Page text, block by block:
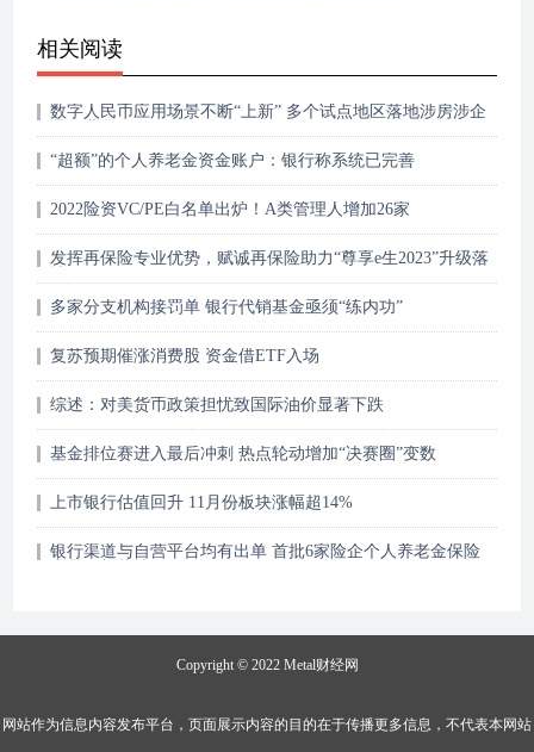
相关阅读
数字人民币应用场景不断“上新” 多个试点地区落地涉房涉企
“超额”的个人养老金资金账户：银行称系统已完善
2022险资VC/PE白名单出炉！A类管理人增加26家
发挥再保险专业优势，赋诚再保险助力“尊享e生2023”升级落
多家分支机构接罚单 银行代销基金亟须“练内功”
复苏预期催涨消费股 资金借ETF入场
综述：对美货币政策担忧致国际油价显著下跌
基金排位赛进入最后冲刺 热点轮动增加“决赛圈”变数
上市银行估值回升 11月份板块涨幅超14%
银行渠道与自营平台均有出单 首批6家险企个人养老金保险
Copyright © 2022 Metal财经网
网站作为信息内容发布平台，页面展示内容的目的在于传播更多信息，不代表本网站